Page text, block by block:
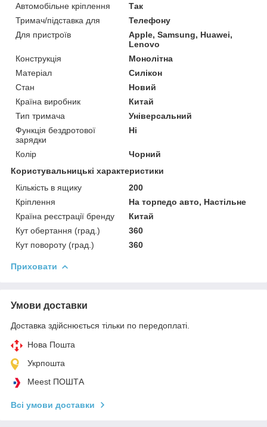
Автомобільне кріплення
Так
Тримач/підставка для
Телефону
Для пристроїв
Apple, Samsung, Huawei,
Lenovo
Конструкція
Монолітна
Матеріал
Силікон
Стан
Новий
Країна виробник
Китай
Тип тримача
Універсальний
Функція бездротової
зарядки
Ні
Колір
Чорний
Користувальницькі характеристики
Кількість в ящику
200
Кріплення
На торпедо авто, Настільне
Країна реєстрації бренду
Китай
Кут обертання (град.)
360
Кут повороту (град.)
360
Приховати
Умови доставки
Доставка здійснюється тільки по передоплаті.
Нова Пошта
Укрпошта
Meest ПОШТА
Всі умови доставки